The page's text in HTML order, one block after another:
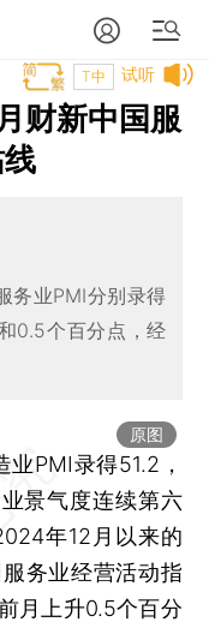
试听
T中
财新中国服
务业PMI分别录得
0.5个百分点，经
原图
PMI录得51.2，
景气度连续第六
年12月以来的
务业经营活动指
月上升0.5个百分